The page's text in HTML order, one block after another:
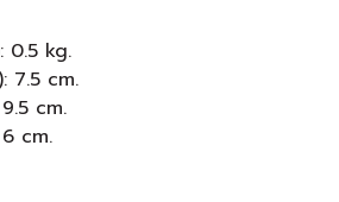
0.5 kg.
7.5 cm.
cm.
cm.